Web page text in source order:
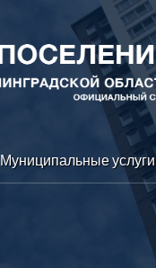
Муниципальные услуги